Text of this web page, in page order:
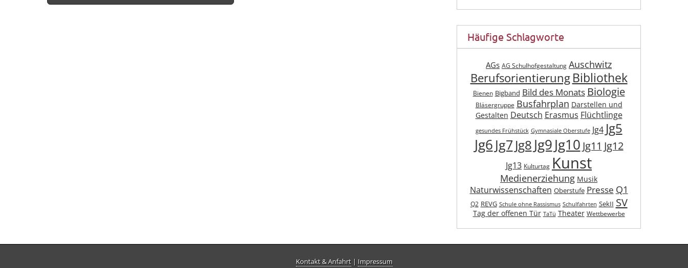
Häufige Schlagworte
AGs AG Schulhofgestaltung Auschwitz
Berufsorientierung Bibliothek
Bienen Bigband Bild des Monats Biologie
Bläsergruppe Busfahrplan Darstellen und
Gestalten Deutsch Erasmus Flüchtlinge
gesundes Frühstück Gymnasiale Oberstufe Jg4 Jg5
Jg6 Jg7 Jg8 Jg9Jg10 Jg11 Jg12
Jg13 Kulturtag Kunst
Medienerziehung Musik
Naturwissenschaften Oberstufe Presse Q1
Q2 REVG Schule ohne Rassismus Schulfahrten SekII SV
Tag der offenen Tür TaTü Theater Wettbewerbe
Kontakt & Anfahrt| Impressum